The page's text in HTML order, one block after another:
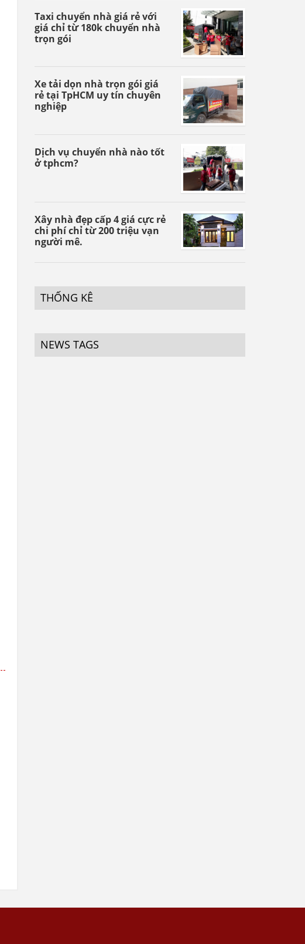
Taxi chuyển nhà giá rẻ với
giá chỉ từ 180k chuyển nhà
trọn gói
Xe tải dọn nhà trọn gói giá
rẻ tại TpHCM uy tín chuyên
nghiệp
Dịch vụ chuyển nhà nào tốt
ở tphcm?
Xây nhà đẹp cấp 4 giá cực rẻ
chi phí chỉ từ 200 triệu vạn
người mê.
THỐNG KÊ
NEWS TAGS